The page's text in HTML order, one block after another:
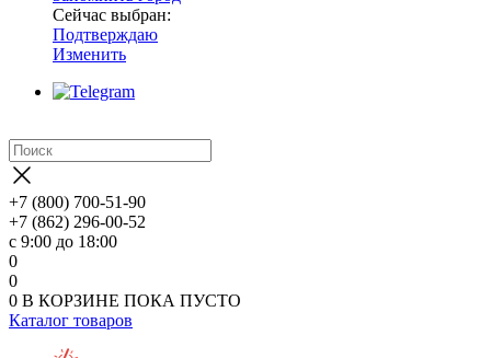
Сейчас выбран:
Подтверждаю
Изменить
+7 (800) 700-51-90
+7 (862) 296-00-52
с 9:00 до 18:00
0
0
0 В КОРЗИНЕ ПОКА ПУСТО
Каталог товаров